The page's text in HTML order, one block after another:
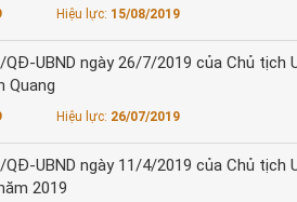
Hiệu lực: 15/08/2019
UBND ngày 26/7/2019 của Chủ
Quang
Hiệu lực: 26/07/2019
UBND ngày 11/4/2019 của Chủ
2019